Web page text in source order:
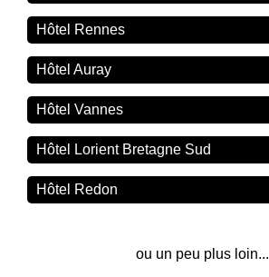
Hôtel Rennes
Hôtel Auray
Hôtel Vannes
Hôtel Lorient Bretagne Sud
Hôtel Redon
ou un peu plus loin...